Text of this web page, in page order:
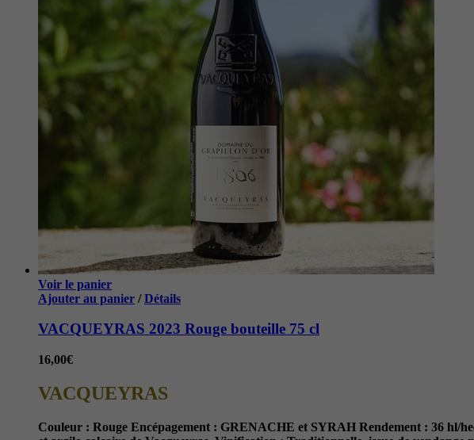
Voir le panier
Ajouter au panier / Détails
VACQUEYRAS 2023 Rouge bouteille 75 cl
16,00€
VACQUEYRAS
Couleur : Rouge Encépagement : GRENACHE et SYRAH Rendement : 36 hl/